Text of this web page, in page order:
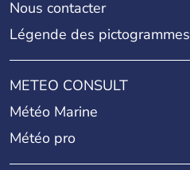
Nous contacter
Légende des pictogrammes
METEO CONSULT
Météo Marine
Météo pro